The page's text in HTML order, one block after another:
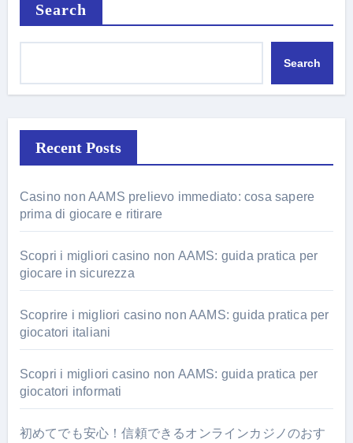
Search
Search
Recent Posts
Casino non AAMS prelievo immediato: cosa sapere
prima di giocare e ritirare
Scopri i migliori casino non AAMS: guida pratica per
giocare in sicurezza
Scoprire i migliori casino non AAMS: guida pratica per
giocatori italiani
Scopri i migliori casino non AAMS: guida pratica per
giocatori informati
初めてでも安心！信頼できるオンラインカジノのおす